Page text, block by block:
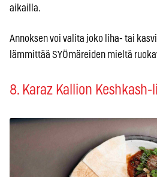
aikailla.
Annoksen voi valita joko liha- tai
lämmittää SYÖmäreiden mieltä
8. Karaz Kallion